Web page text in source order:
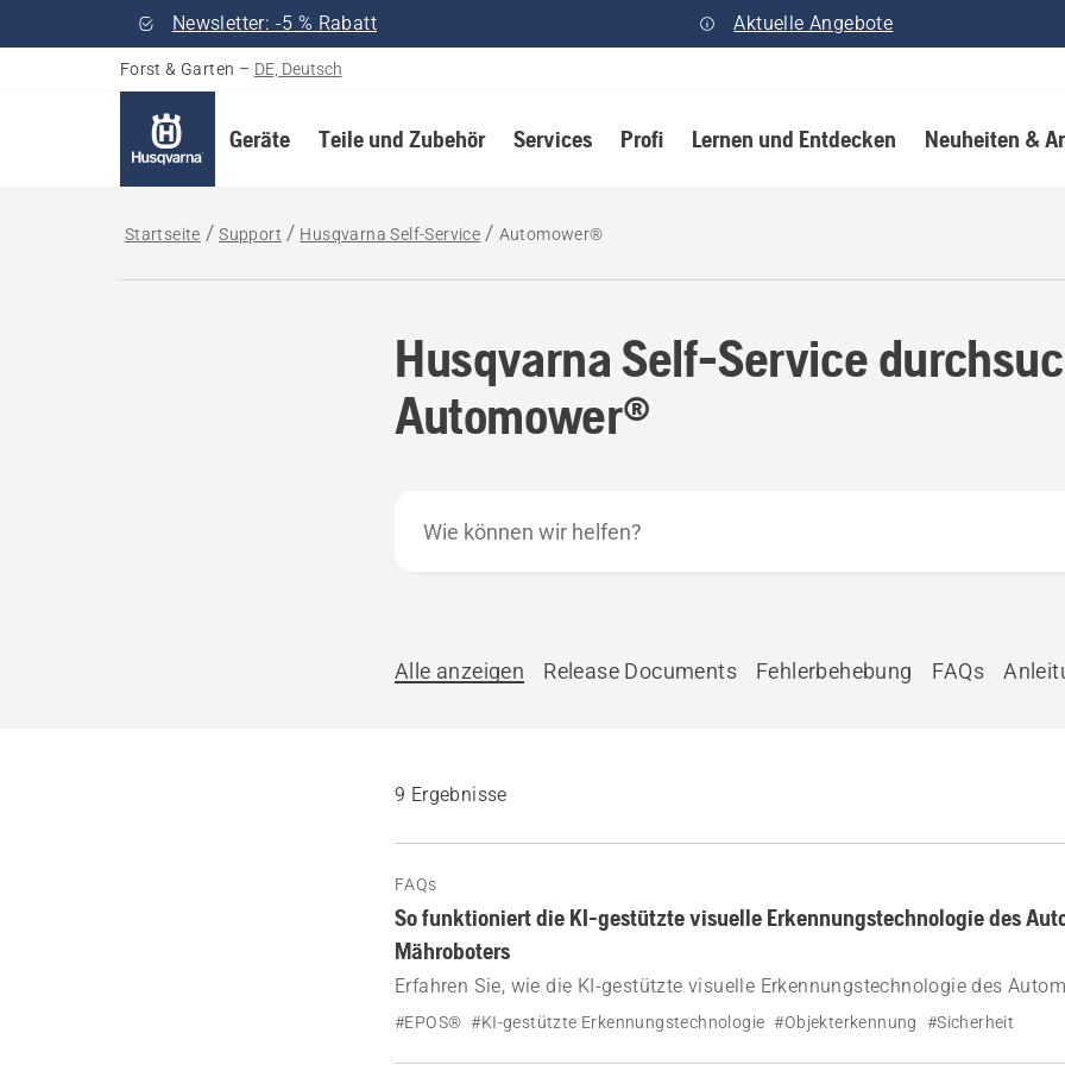
Newsletter: -5 % Rabatt Aktuelle Angebote
Forst & Garten – DE, Deutsch
Geräte Teile und Zubehör Services Profi Lernen und Entdecken Neuheiten &
Startseite Support Husqvarna Self-Service Automower®
Husqvarna Self-Service
Automower®
können
Alle anzeigen Release Documents Fehlerbehebung FAQs
9 Ergebnisse
FAQs
So funktioniert die KI-gestützte visuelle Erkennungstechnologie des
Mähroboters
Erfahren Sie, wie die KI-gestützte visuelle Erkennungstechnologie des
Mähroboters verwendet wird. Dieses fortschrittliche Kamerasystem für
#EPOS® #KI-gestützte Erkennungstechnologie #Objekterkennung #Sicherheit